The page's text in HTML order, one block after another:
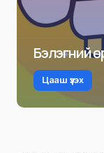
Бэлэгний
Цааш үзэх